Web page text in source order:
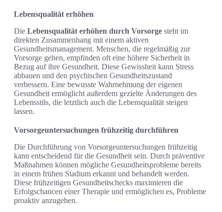
Lebensqualität erhöhen
Die Lebensqualität erhöhen durch Vorsorge steht im
direkten Zusammenhang mit einem aktiven
Gesundheitsmanagement. Menschen, die regelmäßig zur
Vorsorge gehen, empfinden oft eine höhere Sicherheit in
Bezug auf ihre Gesundheit. Diese Gewissheit kann Stress
abbauen und den psychischen Gesundheitszustand
verbessern. Eine bewusste Wahrnehmung der eigenen
Gesundheit ermöglicht außerdem gezielte Änderungen des
Lebensstils, die letztlich auch die Lebensqualität steigen
lassen.
Vorsorgeuntersuchungen frühzeitig durchführen
Die Durchführung von Vorsorgeuntersuchungen frühzeitig
kann entscheidend für die Gesundheit sein. Durch präventive
Maßnahmen können mögliche Gesundheitsprobleme bereits
in einem frühen Stadium erkannt und behandelt werden.
Diese frühzeitigen Gesundheitschecks maximieren die
Erfolgschancen einer Therapie und ermöglichen es, Probleme
proaktiv anzugehen.